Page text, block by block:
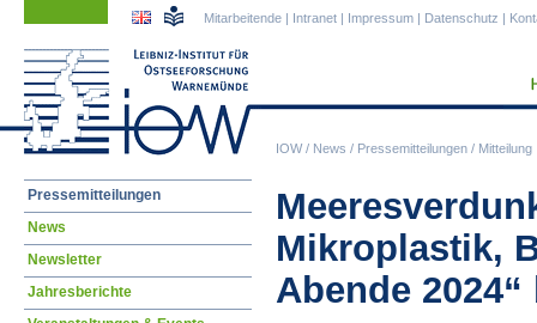
IOW/ News / Pressemitteilungen / Mitteilung
Mitarbeitende | Intranet | Impressum | Datenschutz |
Mikroplastik,
Abende
Navigation
Pressemitteilungen
News
Newsletter
Jahresberichte